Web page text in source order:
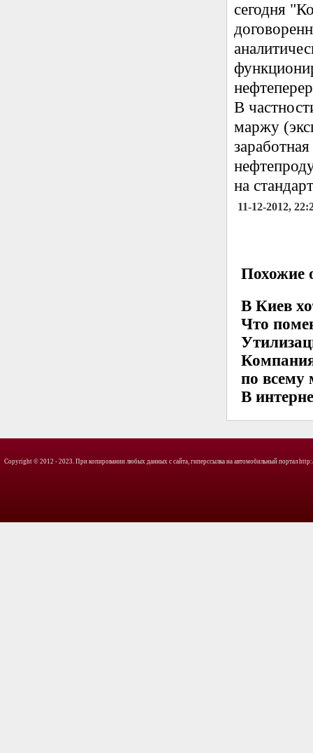
сегодня
В
маржу
на
11-12-2012,
Похожие
В Киев
Что
по всему
В
Copyright © 2012 - 2023. При копировании любых данных с сайта, гиперссылка на автомобильный портал